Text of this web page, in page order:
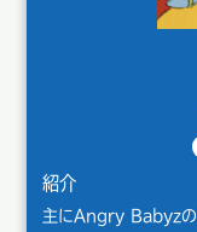
紹介
主にAngry Babyzの